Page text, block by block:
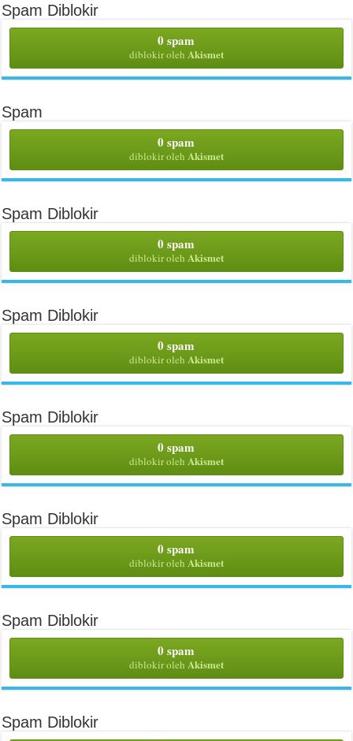
Spam Diblokir
0 spam
diblokir oleh Akismet
Spam
0 spam
diblokir oleh Akismet
Spam Diblokir
0 spam
diblokir oleh Akismet
Spam Diblokir
0 spam
diblokir oleh Akismet
Spam Diblokir
0 spam
diblokir oleh Akismet
Spam Diblokir
0 spam
diblokir oleh Akismet
Spam Diblokir
0 spam
diblokir oleh Akismet
Spam Diblokir